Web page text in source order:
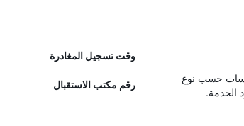
وقت تسجيل المغادرة
حسب نوع
الخدمة.
رقم مكتب الاستقبال